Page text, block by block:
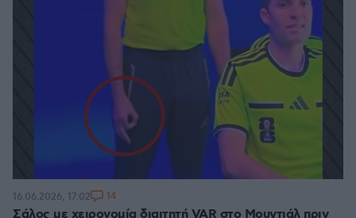
Σάλος με χειρονομία διαιτητή VAR στο Μουντιάλ πριν
16.06.2026, 17:02 14